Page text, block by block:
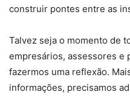
construir pontes entre as
Talvez seja o momento de
empresários, assessores e
fazermos uma reflexão.
informações, precisamos